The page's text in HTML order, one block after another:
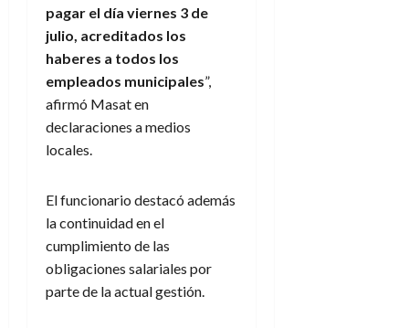
pagar el día viernes 3 de
julio, acreditados los
haberes a todos los
empleados municipales”,
afirmó Masat en
declaraciones a medios
locales.
El funcionario destacó además
la continuidad en el
cumplimiento de las
obligaciones salariales por
parte de la actual gestión.